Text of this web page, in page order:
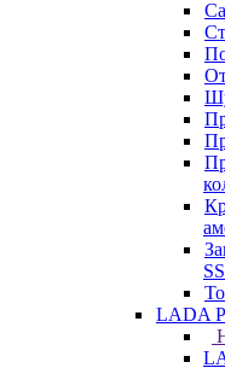
LADA